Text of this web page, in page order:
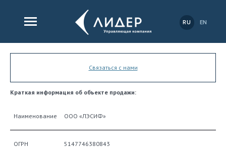
RU EN
Связаться с нами
Краткая информация об объекте продажи:
Наименование ООО «ЛЭСИФ»
ОГРН 5147746380843